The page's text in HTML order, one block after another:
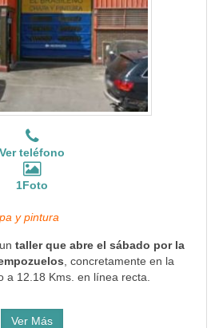
Ver teléfono
1Foto
y pintura
taller que abre el sábado por la
, concretamente en la
a 12.18 Kms. en línea recta.
Ver Más